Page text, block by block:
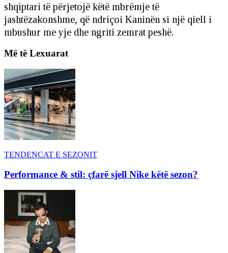
shqiptari të përjetojë këtë mbrëmje të
jashtëzakonshme, që ndriçoi Kaninën si një qiell i
mbushur me yje dhe ngriti zemrat peshë.
Më të Lexuarat
TENDENCAT E SEZONIT
Performance & stil: çfarë sjell Nike këtë sezon?